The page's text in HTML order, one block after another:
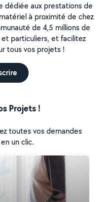
dédiée aux prestations de
à proximité de chez
de 4,5 millions de
particuliers, et facilitez
tous vos projets !
Projets !
toutes vos demandes
un clic.